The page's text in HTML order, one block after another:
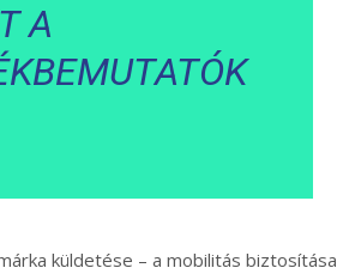
A
küldetése – a mobilitás biztosítása